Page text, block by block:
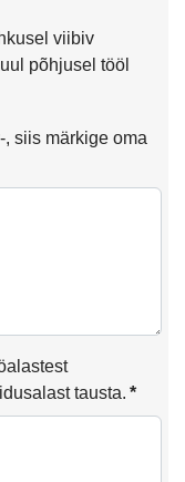
viibiv
põhjusel tööl
siis märkige oma
tausta. *